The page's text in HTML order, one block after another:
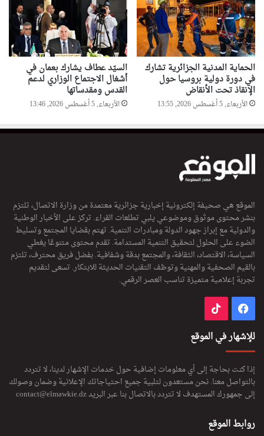
الحماية المدنية الجزائرية تشارك
في دورة دولية بروسيا حول
الإنقاذ تحت الأنقاض
الأربعاء, 5 أغسطس 2026, 13:55
السيّد عطاف يشارك بعمان في
أشغال الاجتماع الوزاري لدعم
القدس ومقدساتها
الأربعاء, 5 أغسطس 2026, 13:46
الموقع هي صحيفة إلكترونية إخبارية جزائرية معتمدة من وزارة الاتصال، تلتزم
بنشر محتوى موثوق وموضوعي يلبي تطلعات القراء. تركز على الأخبار الوطنية
والدولية مع إبراز جهود الدولة ومبادرات التنمية. تهتم بقضايا المجتمع وتسليط
الضوء على الحلول لتحقيق التنمية المستدامة. تقدم محتوى متنوعًا يغطي
السياسة، الاقتصاد، الثقافة، والمجتمع بدقة وشفافية. بفضل فريق محترف، تلتزم
بالقيم الصحفية والمهنية وتوظف التقنيات الحديثة للابتكار. تسعى لتقديم
تجربة إعلامية متميزة تناسب العصر الرقمي.
فيسبوك
للإشهار في الموقع
إذا كنت بحاجة إلى أي معلومات إضافية حول خدمات الإشهار لدينا، لا تتردد
بالتواصل معنا. نحن مستعدون لتلبية جميع احتياجاتك الإعلانية وضمان وصولك
إلى جمهورك المستهدف لا تتردد بالاتصال بنا عبر البريدcontact@elmawkie.dz
روابط الموقع